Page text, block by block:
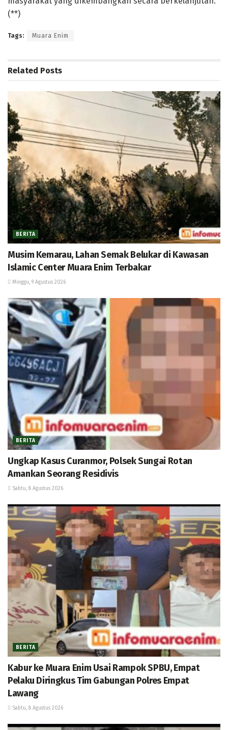
(**)
Tags: Muara Enim
Related Posts
BERITA
Musim Kemarau, Lahan Semak Belukar di Kawasan
Islamic Center Muara Enim Terbakar
Minggu, 9 Agustus 2026
BERITA
Ungkap Kasus Curanmor, Polsek Sungai Rotan
Amankan Seorang Residivis
Sabtu, 8 Agustus 2026
BERITA
Kabur ke Muara Enim Usai Rampok SPBU, Empat
Pelaku Diringkus Tim Gabungan Polres Empat
Lawang
Sabtu, 8 Agustus 2026